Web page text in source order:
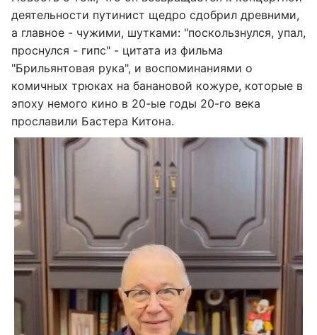
деятельности путинист щедро сдобрил древними,
а главное - чужими, шутками: "поскользнулся, упал,
проснулся - гипс" - цитата из фильма
"Брильянтовая рука", и воспоминаниями о
комичных трюках на банановой кожуре, которые в
эпоху немого кино в 20-ые годы 20-го века
прославили Бастера Китона.